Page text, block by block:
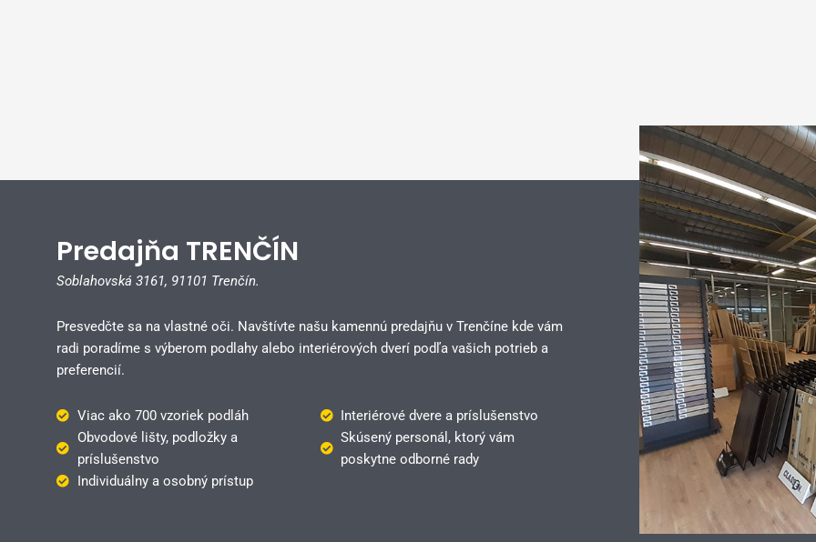
Predajňa TRENČÍN
Soblahovská 3161, 91101 Trenčín.
Presvedčte sa na vlastné oči. Navštívte našu kamennú predajňu v Trenčíne kde vám
radi poradíme s výberom podlahy alebo interiérových dverí podľa vašich potrieb a
preferencií.
Viac ako 700 vzoriek podláh
Interiérové dvere a príslušenstvo
Obvodové lišty, podložky a
príslušenstvo
Skúsený personál, ktorý vám
poskytne odborné rady
Individuálny a osobný prístup